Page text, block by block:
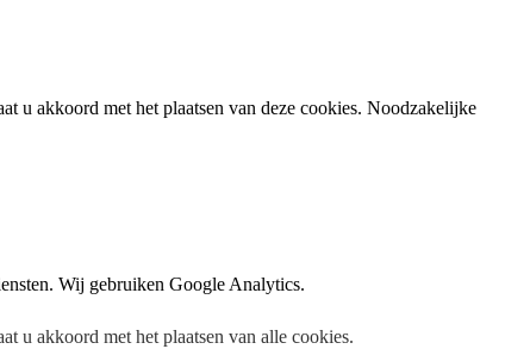
u akkoord met het plaatsen van alle cookies.
u akkoord met het plaatsen van deze cookies. Noodzakelijke
Wij gebruiken Google Analytics.